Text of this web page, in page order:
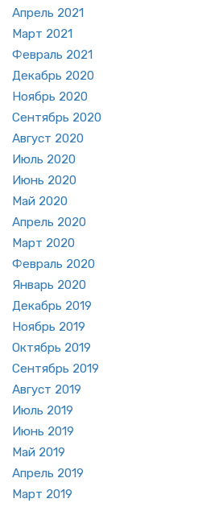
Ап­рель 2021
Март 2021
Фев­раль 2021
Де­кабрь 2020
Но­ябрь 2020
Сен­тябрь 2020
Ав­густ 2020
Июль 2020
Июнь 2020
Май 2020
Ап­рель 2020
Март 2020
Фев­раль 2020
Ян­варь 2020
Де­кабрь 2019
Но­ябрь 2019
Ок­тябрь 2019
Сен­тябрь 2019
Ав­густ 2019
Июль 2019
Июнь 2019
Май 2019
Ап­рель 2019
Март 2019